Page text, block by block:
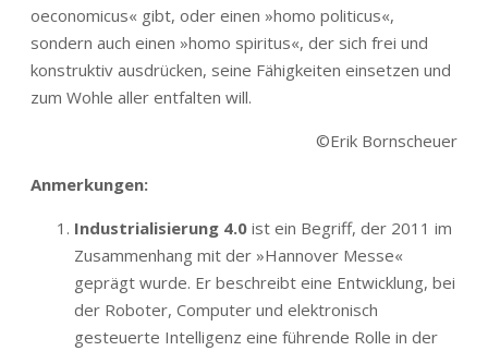
oeconomicus« gibt, oder einen »homo politicus«,
sondern auch einen »homo spiritus«, der sich frei und
konstruktiv ausdrücken, seine Fähigkeiten einsetzen und
zum Wohle aller entfalten will.
©Erik Bornscheuer
Anmerkungen:
Industrialisierung 4.0 ist ein Begriff, der 2011 im
Zusammenhang mit der »Hannover Messe«
geprägt wurde. Er beschreibt eine Entwicklung, bei
der Roboter, Computer und elektronisch
gesteuerte Intelligenz eine führende Rolle in der